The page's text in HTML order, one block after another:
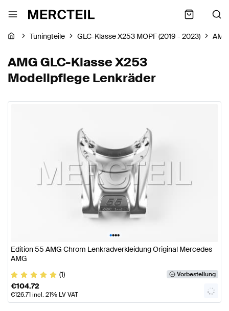
Tuningteile GLC-Klasse X253 MOPF (2019 - 2023) AMG
AMG GLC-Klasse X253
Modellpflege Lenkräder
••••
Edition 55 AMG Chrom Lenkradverkleidung Original Mercedes
AMG
(1)
Vorbestellung
€104.72
€126.71incl. 21% LV VAT